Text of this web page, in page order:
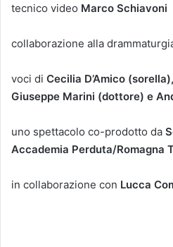
tecnico video Marco Schiavoni
collaborazione alla
voci di Cecilia D’Amico
Giuseppe Marini (dottore) e
uno spettacolo co-prodotto da
Accademia Perduta/Romagna
in collaborazione con Lucca